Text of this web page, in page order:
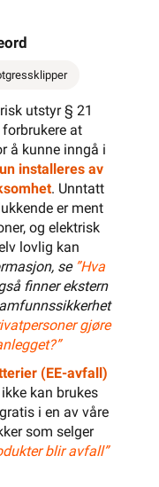
utstyr § 21
at
å kunne inngå i
installeres av
. Unntatt
er ment
og elektrisk
lovlig kan
se ”Hva
finner ekstern
gjøre
(EE-avfall)
kan brukes
i en av våre
som selger
blir avfall”